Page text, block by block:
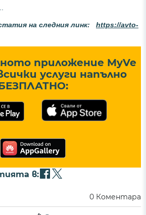
на следния линк: https://avto-
приложение MyVe
услуги напълно
в:
0 Коментара